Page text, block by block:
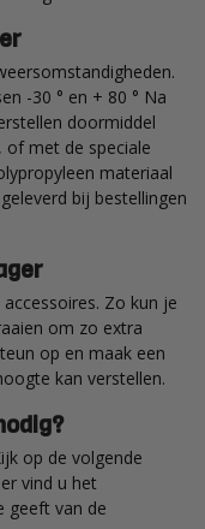
-30 ° en + 80 ° Na
doormiddel
of met de speciale
materiaal
bij bestellingen
Zo kun je
om zo extra
op en maak een
kan verstellen.
op de volgende
vind u het
geeft van de